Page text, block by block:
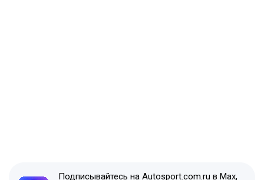
Подписывайтесь на Autosport.com.ru в Max,